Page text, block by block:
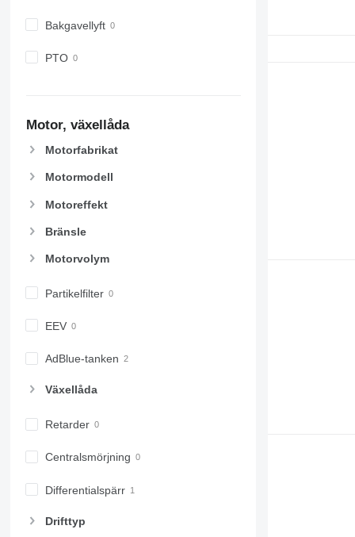
Bakgavellyft
PTO
Motor, växellåda
Motorfabrikat
Motormodell
Motoreffekt
Bränsle
Motorvolym
Partikelfilter
EEV
AdBlue-tanken
Växellåda
Retarder
Centralsmörjning
Differentialspärr
Drifttyp